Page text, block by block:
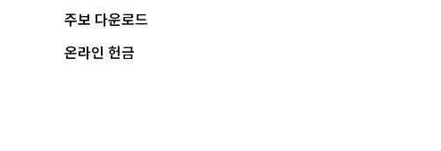
주보 다운로드
온라인 헌금